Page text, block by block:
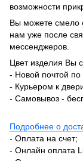
возможности
Вы можете смело
нам уже после
мессенджеров.
Цвет изделия Вы
- Новой почтой по
- Курьером к
- Самовывоз -
Подробнее о
- Оплата на счет;
- Онлайн оплата